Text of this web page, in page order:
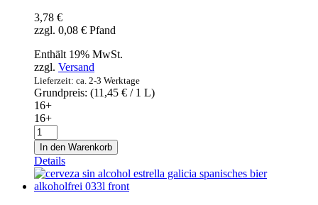
x
24
3,78 €
zzgl. 0,08 € Pfand
Enthält 19% MwSt.
zzgl. Versand
Lieferzeit: ca. 2-3 Werktage
Grundpreis: (11,45 € / 1 L)
16+
16+
Cerveza
sin
alcohol
-
Estrella
Galicia
In den Warenkorb
Details